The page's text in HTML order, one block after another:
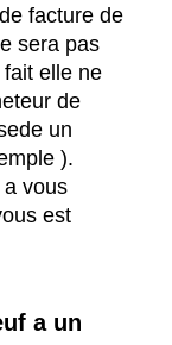
facture de
sera pas
elle ne
de
un
).
vous
est
a un